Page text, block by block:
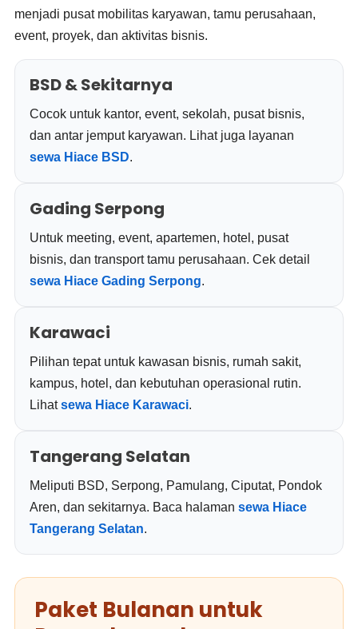
menjadi pusat mobilitas karyawan, tamu perusahaan,
event, proyek, dan aktivitas bisnis.
BSD & Sekitarnya
Cocok untuk kantor, event, sekolah, pusat bisnis,
dan antar jemput karyawan. Lihat juga layanan
sewa Hiace BSD.
Gading Serpong
Untuk meeting, event, apartemen, hotel, pusat
bisnis, dan transport tamu perusahaan. Cek detail
sewa Hiace Gading Serpong.
Karawaci
Pilihan tepat untuk kawasan bisnis, rumah sakit,
kampus, hotel, dan kebutuhan operasional rutin.
Lihatsewa Hiace Karawaci.
Tangerang Selatan
Meliputi BSD, Serpong, Pamulang, Ciputat, Pondok
Aren, dan sekitarnya. Baca halamansewa Hiace
Tangerang Selatan.
Paket Bulanan untuk